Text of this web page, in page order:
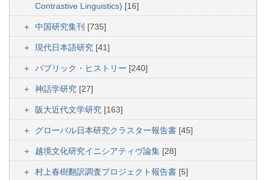
Contrastive Linguistics) [16]
中国研究集刊 [735]
現代日本語研究 [41]
パブリック・ヒストリー [240]
神話学研究 [27]
阪大近代文学研究 [163]
グローバル日本研究クラスター報告書 [45]
越境文化研究イニシアティヴ論集 [28]
村上春樹翻訳調査プロジェクト報告書 [5]